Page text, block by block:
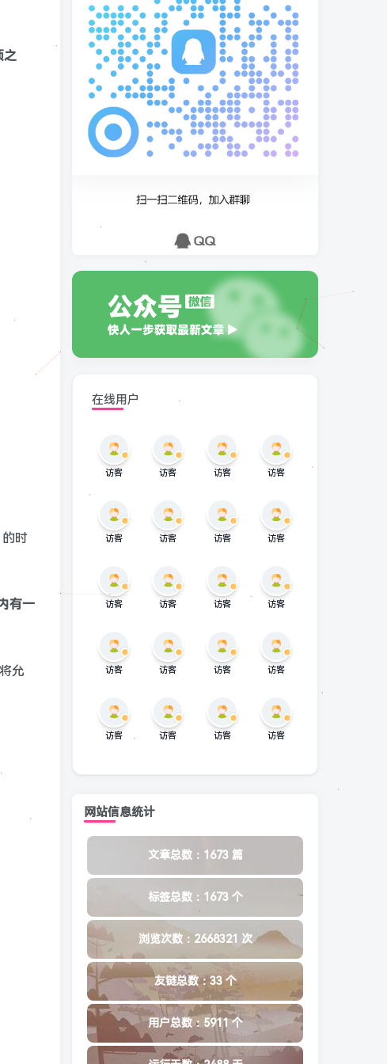
之
时
有一
允
在线用户
访客 访客 访客 访客
访客 访客 访客 访客
访客 访客 访客 访客
访客 访客 访客 访客
访客 访客 访客 访客
网站信息统计
文章总数：1673 篇
标签总数：1673 个
浏览次数：2668321 次
友链总数：33 个
用户总数：5911 个